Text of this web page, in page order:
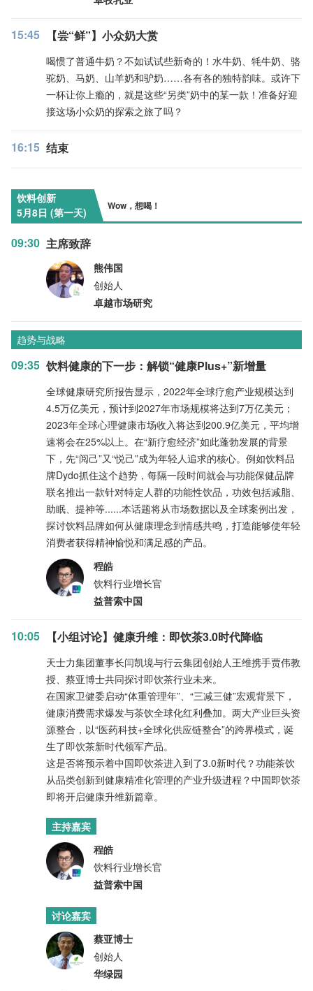
15:45 【尝“鲜”】小众奶大赏
喝惯了普通牛奶？不如试试些新奇的！水牛奶、牦牛奶、骆
驼奶、马奶、山羊奶和驴奶……各有各的独特韵味。或许下
一杯让你上瘾的，就是这些“另类”奶中的某一款！准备好迎
接这场小众奶的探索之旅了吗？
16:15 结束
饮料创新
5月8日 (第一天)
Wow，想喝！
09:30 主席致辞
熊伟国
创始人
卓越市场研究
趋势与战略
09:35 饮料健康的下一步：解锁“健康Plus+”新增量
全球健康研究所报告显示，2022年全球疗愈产业规模达到
4.5万亿美元，预计到2027年市场规模将达到7万亿美元；
2023年全球心理健康市场收入将达到200.9亿美元，平均增
速将会在25%以上。在“新疗愈经济”如此蓬勃发展的背景
下，先“阅己”又“悦己”成为年轻人追求的核心。例如饮料品
牌Dydo抓住这个趋势，每隔一段时间就会与功能保健品牌
联名推出一款针对特定人群的功能性饮品，功效包括减脂、
助眠、提神等......本话题将从市场数据以及全球案例出发，
探讨饮料品牌如何从健康理念到情感共鸣，打造能够使年轻
消费者获得精神愉悦和满足感的产品。
程皓
饮料行业增长官
益普索中国
10:05 【小组讨论】健康升维：即饮茶3.0时代降临
天士力集团董事长闫凯境与行云集团创始人王维携手贾伟教
授、蔡亚博士共同探讨即饮茶行业未来。
在国家卫健委启动“体重管理年”、“三减三健”宏观背景下，
健康消费需求爆发与茶饮全球化红利叠加。两大产业巨头资
源整合，以“医药科技+全球化供应链整合”的跨界模式，诞
生了即饮茶新时代领军产品。
这是否将预示着中国即饮茶进入到了3.0新时代？功能茶饮
从品类创新到健康精准化管理的产业升级进程？中国即饮茶
即将开启健康升维新篇章。
主持嘉宾
程皓
饮料行业增长官
益普索中国
讨论嘉宾
蔡亚博士
创始人
华绿园